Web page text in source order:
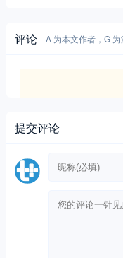
评论 A 为本文作者，G 为
提交评论